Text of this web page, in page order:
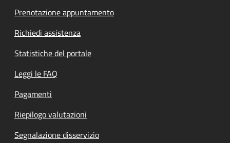
Prenotazione appuntamento
Richiedi assistenza
Statistiche del portale
Leggi le FAQ
Pagamenti
Riepilogo valutazioni
Segnalazione disservizio